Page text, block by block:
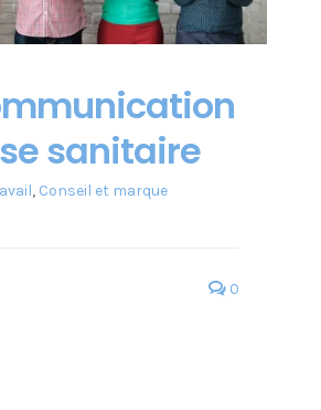
sanitaire
, Conseil et marque
0